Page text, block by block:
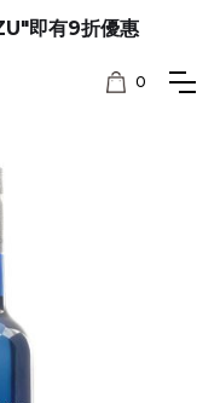
即有9折優惠
0